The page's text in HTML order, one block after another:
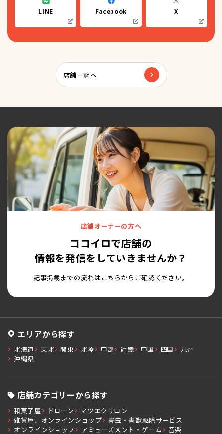
LINE Facebook X
店舗一覧へ
店舗オーナーの方へ
ココイロで店舗の
情報を発信をしていきませんか？
記事掲載までの流れはこちらからご確認ください。
エリアから探す
北海道 東北 関東 北陸 中部 近畿 中国 四国
九州
沖縄県
店舗カテゴリーから探す
和菓子屋 ドローン
マツエクサロン
雑貨屋、オンラインショップ
害虫・害獣駆除サービス
オンラインショップ
アミューズメント・ゲーム 音楽